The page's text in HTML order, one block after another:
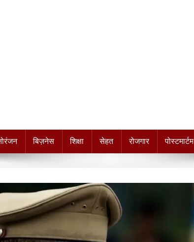
बिज़नेस शिक्षा सेहत रोजगार पोस्टमार्टम